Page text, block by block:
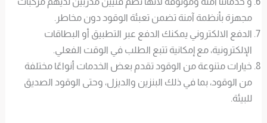
مجهزة بأنظمة آمنة تضمن تعبئة الوقود دون مخاطر.
الدفع الالكتروني يمكنك الدفع عبر التطبيق أو البطاقات
الإلكترونية، مع إمكانية تتبع الطلب في الوقت الفعلي.
خيارات متنوعة من الوقود تقدم بعض الخدمات أنواعًا مختلفة
من الوقود، بما في ذلك البنزين والديزل، وحتى الوقود الصديق
للبيئة.